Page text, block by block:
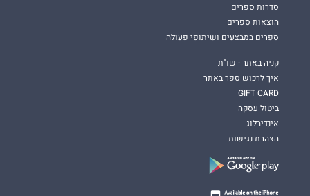
סדרות ספרים
הוצאות ספרים
ספרים במבצעים ושיתופי פעולה
קניה באתר - שו"ת
איך לרכוש ספר באתר
GIFT CARD
ביטול עסקה
אינדיבלוג
הצהרת נגישות